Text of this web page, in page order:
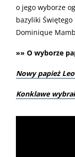
o jego wyborze
bazyliki
Dominique
»» O wyborze
Nowy papież
Konklawe